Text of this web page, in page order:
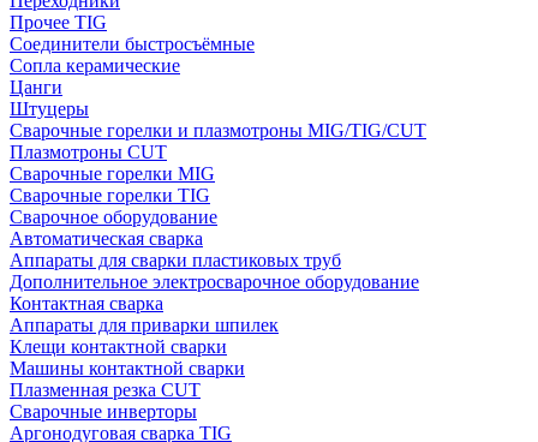
Прочее TIG
Соединители быстросъёмные
Сопла керамические
Цанги
Штуцеры
Сварочные горелки и плазмотроны MIG/TIG/CUT
Плазмотроны CUT
Сварочные горелки MIG
Сварочные горелки TIG
Сварочное оборудование
Автоматическая сварка
Аппараты для сварки пластиковых труб
Дополнительное электросварочное оборудование
Контактная сварка
Аппараты для приварки шпилек
Клещи контактной сварки
Машины контактной сварки
Плазменная резка CUT
Сварочные инверторы
Аргонодуговая сварка TIG